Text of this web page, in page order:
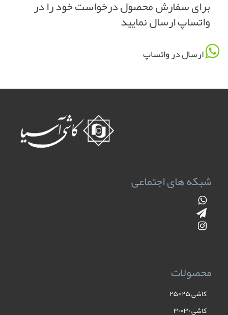
برای سفارش محصول درخواست خود را در
واتساپ ارسال نمایید
ارسال در واتساپ
شبکه های اجتماعی
محصولات
کاشی ۲۵×۲۵
کاشی ۳۰×۳۰